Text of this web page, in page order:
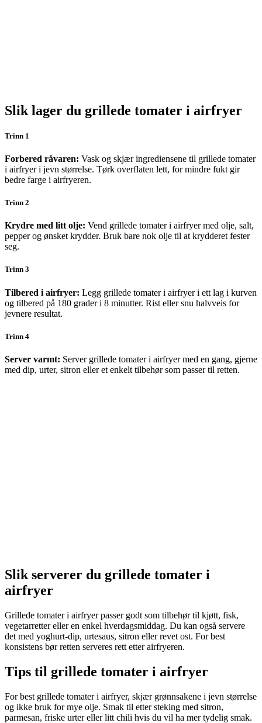
Slik lager du grillede tomater i airfryer
Trinn 1
Forbered råvaren: Vask og skjær ingrediensene til grillede tomater
i airfryer i jevn størrelse. Tørk overflaten lett, for mindre fukt gir
bedre farge i airfryeren.
Trinn 2
Krydre med litt olje: Vend grillede tomater i airfryer med olje, salt,
pepper og ønsket krydder. Bruk bare nok olje til at krydderet fester
seg.
Trinn 3
Tilbered i airfryer: Legg grillede tomater i airfryer i ett lag i kurven
og tilbered på 180 grader i 8 minutter. Rist eller snu halvveis for
jevnere resultat.
Trinn 4
Server varmt: Server grillede tomater i airfryer med en gang, gjerne
med dip, urter, sitron eller et enkelt tilbehør som passer til retten.
Slik serverer du grillede tomater i
airfryer
Grillede tomater i airfryer passer godt som tilbehør til kjøtt, fisk,
vegetarretter eller en enkel hverdagsmiddag. Du kan også servere
det med yoghurt-dip, urtesaus, sitron eller revet ost. For best
konsistens bør retten serveres rett etter airfryeren.
Tips til grillede tomater i airfryer
For best grillede tomater i airfryer, skjær grønnsakene i jevn størrelse
og ikke bruk for mye olje. Smak til etter steking med sitron,
parmesan, friske urter eller litt chili hvis du vil ha mer tydelig smak.